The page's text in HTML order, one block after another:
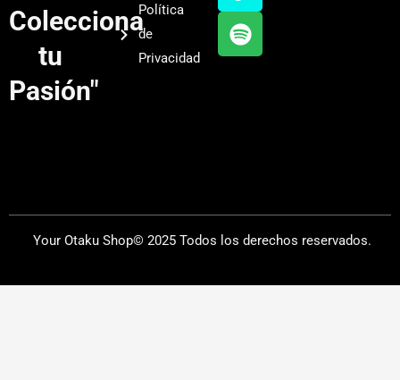
Colecciona
tu
Pasión"
Política
de
Privacidad
e
r
a
y
Your Otaku Shop© 2025 Todos los derechos reservados.